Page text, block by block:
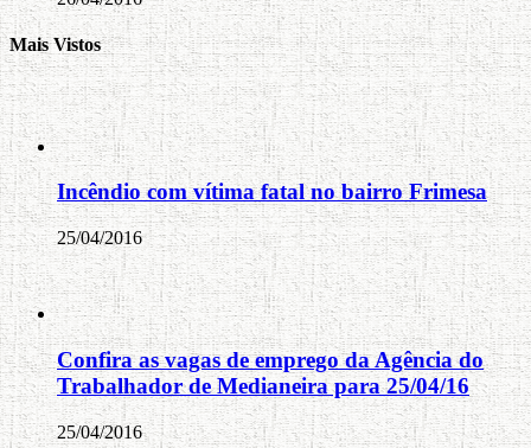
Mais Vistos
Incêndio com vítima fatal no bairro Frimesa
25/04/2016
Confira as vagas de emprego da Agência do
Trabalhador de Medianeira para 25/04/16
25/04/2016